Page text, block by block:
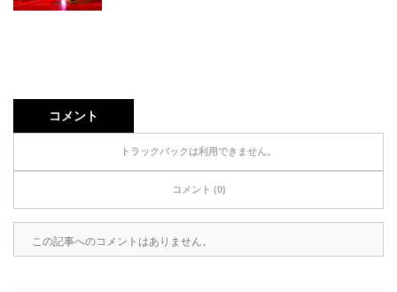
コメント
トラックバックは利用できません。
コメント (0)
この記事へのコメントはありません。